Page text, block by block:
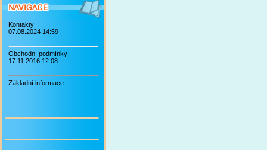
Kontakty
07.08.2024 14:59
Obchodní podmínky
17.11.2016 12:08
Základní informace